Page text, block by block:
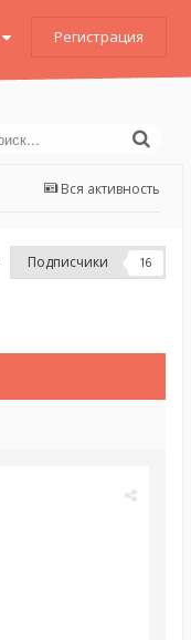
Регистрация
Вся активность
Подписчики 16